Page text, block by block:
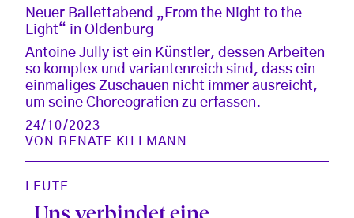
Neuer Ballettabend „From the Night to the
Light“ in Oldenburg
Antoine Jully ist ein Künstler, dessen Arbeiten
so komplex und variantenreich sind, dass ein
einmaliges Zuschauen nicht immer ausreicht,
um seine Choreografien zu erfassen.
24/10/2023
VON
RENATE KILLMANN
LEUTE